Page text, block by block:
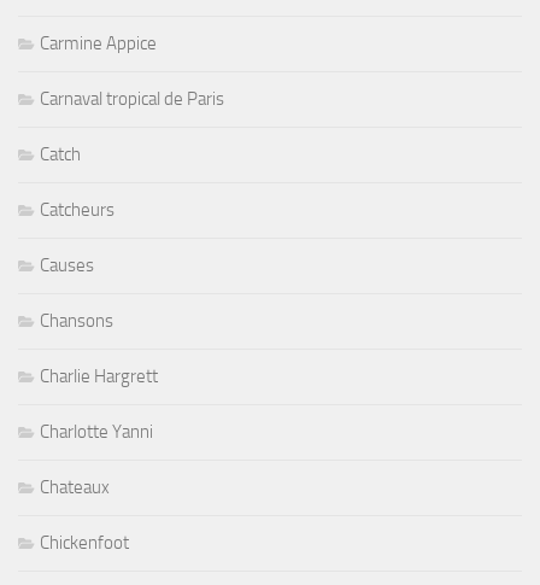
Carmine Appice
Carnaval tropical de Paris
Catch
Catcheurs
Causes
Chansons
Charlie Hargrett
Charlotte Yanni
Chateaux
Chickenfoot